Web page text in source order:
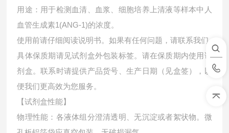
用途：用于检测血清、血浆、细胞培养上清液等样本中 人
血管生成素1(ANG-1)的浓度。
使用前请仔细阅读说明书。如果有任何问题，请联系我们
具体保质期请见试剂盒外包装标签。请在保质期内使用试
剂盒。联系时请提供产品货号、生产日期（见盒签），以
便我们更高效为您服务。
【试剂盒性能】
物理性能：各液体组分澄清透明、无沉淀或者絮状物。微